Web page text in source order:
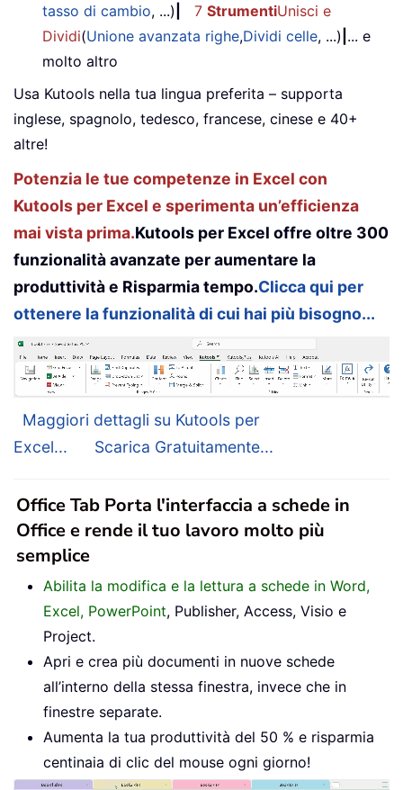
tasso di cambio, ...) 7 StrumentiUnisci e
Dividi(Unione avanzata righe,Dividi celle, ...) ... e
molto altro
Usa Kutools nella tua lingua preferita – supporta
inglese, spagnolo, tedesco, francese, cinese e 40+
altre!
Potenzia le tue competenze in Excel con
Kutools per Excel e sperimenta un’efficienza
mai vista prima.Kutools per Excel offre oltre 300
funzionalità avanzate per aumentare la
produttività e Risparmia tempo.Clicca qui per
ottenere la funzionalità di cui hai più bisogno...
Maggiori dettagli su Kutools per
Excel...
Scarica Gratuitamente...
Office Tab Porta l'interfaccia a schede in
Office e rende il tuo lavoro molto più
semplice
Abilita la modifica e la lettura a schede in Word,
Excel, PowerPoint, Publisher, Access, Visio e
Project.
Apri e crea più documenti in nuove schede
all’interno della stessa finestra, invece che in
finestre separate.
Aumenta la tua produttività del 50 % e risparmia
centinaia di clic del mouse ogni giorno!